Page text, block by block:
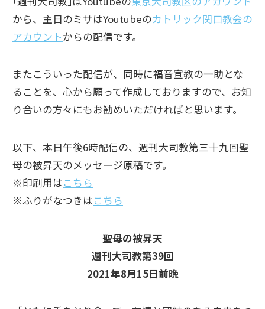
から、主日のミサはYoutubeのカトリック関口教会の
アカウントからの配信です。
またこういった配信が、同時に福音宣教の一助とな
ることを、心から願って作成しておりますので、お知
り合いの方々にもお勧めいただければと思います。
以下、本日午後6時配信の、週刊大司教第三十九回聖
母の被昇天のメッセージ原稿です。
※印刷用はこちら
※ふりがなつきはこちら
聖母の被昇天
週刊大司教第39回
2021年8月15日前晩